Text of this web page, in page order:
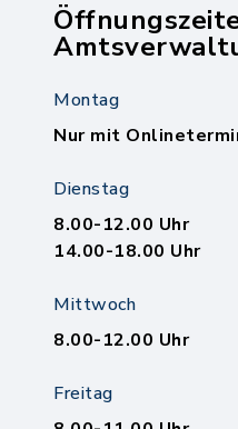
Montag
Nur mit
Dienstag
8.00-12.00 Uhr
14.00-18.00 Uhr
Mittwoch
8.00-12.00 Uhr
Freitag